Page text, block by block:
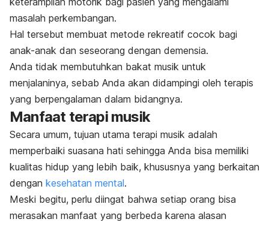
masalah perkembangan.
Hal tersebut membuat metode rekreatif cocok bagi
anak-anak dan seseorang dengan demensia.
Anda tidak membutuhkan bakat musik untuk
menjalaninya, sebab Anda akan didampingi oleh terapis
yang berpengalaman dalam bidangnya.
Manfaat terapi musik
Secara umum, tujuan utama terapi musik adalah
memperbaiki suasana hati sehingga Anda bisa memiliki
kualitas hidup yang lebih baik, khususnya yang berkaitan
dengan kesehatan mental.
Meski begitu, perlu diingat bahwa setiap orang bisa
merasakan manfaat yang berbeda karena alasan